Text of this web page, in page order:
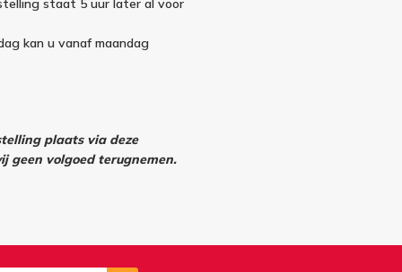
staat 5 uur later al voor
kan u vanaf maandag
plaats via deze
geen volgoed terugnemen.